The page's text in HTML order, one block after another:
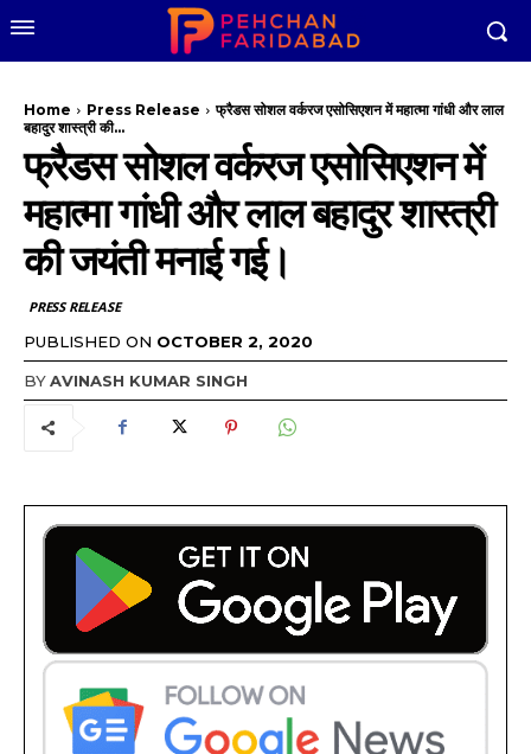
Home Press Release
फ्रैडस सोशल वर्करज एसोसिएशन में महात्मा गांधी और लाल
बहादुर शास्त्री की...
फ्रैडस सोशल वर्करज एसोसिएशन में
महात्मा गांधी और लाल बहादुर शास्त्री
की जयंती मनाई गई।
PRESS RELEASE
PUBLISHED ON OCTOBER 2, 2020
BYAVINASH KUMAR SINGH